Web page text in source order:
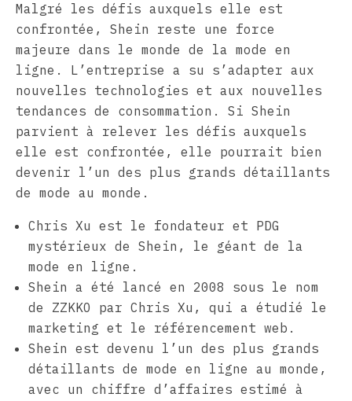
Malgré les défis auxquels elle est
confrontée, Shein reste une force
majeure dans le monde de la mode en
ligne. L’entreprise a su s’adapter aux
nouvelles technologies et aux nouvelles
tendances de consommation. Si Shein
parvient à relever les défis auxquels
elle est confrontée, elle pourrait bien
devenir l’un des plus grands détaillants
de mode au monde.
Chris Xu est le fondateur et PDG
mystérieux de Shein, le géant de la
mode en ligne.
Shein a été lancé en 2008 sous le nom
de ZZKKO par Chris Xu, qui a étudié le
marketing et le référencement web.
Shein est devenu l’un des plus grands
détaillants de mode en ligne au monde,
avec un chiffre d’affaires estimé à